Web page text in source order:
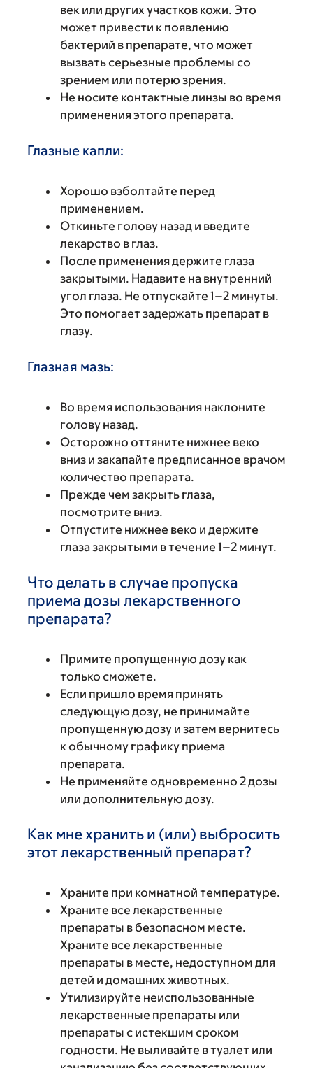
век или других участков кожи. Это
может привести к появлению
бактерий в препарате, что может
вызвать серьезные проблемы со
зрением или потерю зрения.
Не носите контактные линзы во время
применения этого препарата.
Глазные капли:
Хорошо взболтайте перед
применением.
Откиньте голову назад и введите
лекарство в глаз.
После применения держите глаза
закрытыми. Надавите на внутренний
угол глаза. Не отпускайте 1–2 минуты.
Это помогает задержать препарат в
глазу.
Глазная мазь:
Во время использования наклоните
голову назад.
Осторожно оттяните нижнее веко
вниз и закапайте предписанное врачом
количество препарата.
Прежде чем закрыть глаза,
посмотрите вниз.
Отпустите нижнее веко и держите
глаза закрытыми в течение 1–2 минут.
Что делать в случае пропуска
приема дозы лекарственного
препарата?
Примите пропущенную дозу как
только сможете.
Если пришло время принять
следующую дозу, не принимайте
пропущенную дозу и затем вернитесь
к обычному графику приема
препарата.
Не применяйте одновременно 2 дозы
или дополнительную дозу.
Как мне хранить и (или) выбросить
этот лекарственный препарат?
Храните при комнатной температуре.
Храните все лекарственные
препараты в безопасном месте.
Храните все лекарственные
препараты в месте, недоступном для
детей и домашних животных.
Утилизируйте неиспользованные
лекарственные препараты или
препараты с истекшим сроком
годности. Не выливайте в туалет или